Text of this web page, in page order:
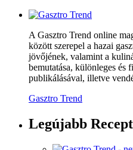
A Gasztro Trend online
között szerepel a hazai
jövőjének, valamint a
bemutatása, különleges és
publikálásával, illetve
Gasztro Trend
Legújabb